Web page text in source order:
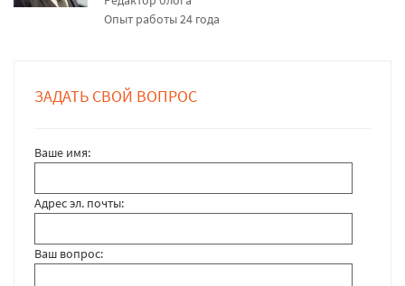
Опыт работы 24 года
ЗАДАТЬ СВОЙ ВОПРОС
Ваше имя:
Адрес эл. почты:
Ваш вопрос: